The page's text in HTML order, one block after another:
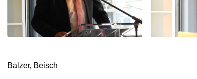
Balzer, Beisch